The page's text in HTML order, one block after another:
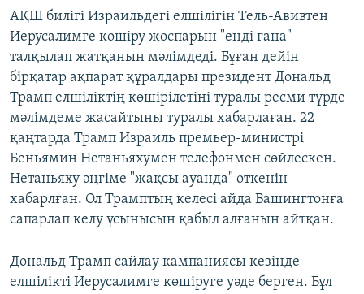
АҚШ билігі Израильдегі елшілігін Тель-Авивтен
Иерусалимге көшіру жоспарын "енді ғана"
талқылап жатқанын мәлімдеді. Бұған дейін
бірқатар ақпарат құралдары президент Дональд
Трамп елшіліктің көшірілетіні туралы ресми түрде
мәлімдеме жасайтыны туралы хабарлаған. 22
қаңтарда Трамп Израиль премьер-министрі
Беньямин Нетаньяхумен телефонмен сөйлескен.
Нетаньяху әңгіме "жақсы ауанда" өткенін
хабарлған. Ол Трамптың келесі айда Вашингтонға
сапарлап келу ұсынысын қабыл алғанын айтқан.
Дональд Трамп сайлау кампаниясы кезінде
елшілікті Иерусалимге көшіруге уәде берген. Бұл